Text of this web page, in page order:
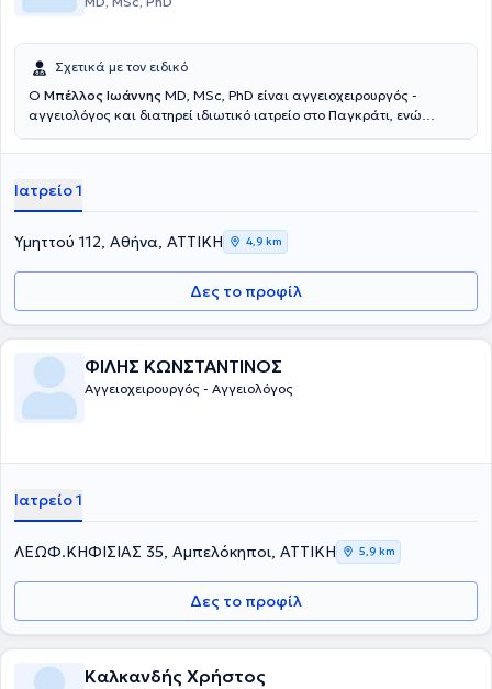
Σχετικά με τον ειδικό
Ο Μπέλλος Ιωάννης MD, MSc, PhD είναι αγγειοχειρουργός -
αγγειολόγος και διατηρεί ιδιωτικό ιατρείο στο Παγκράτι, ενώ
Τομέα του "Υγεία". Είναι Διδάκτωρ Ιατρικής του Εθνικού
τίτλο σπουδών (MSc) στις ενδαγγειακές τεχνικές για την
αντιμετώπιση των αγγειακών παθήσεων, από το διακρατικό
πρόγραμμα της Ιατρικής Σχολής Αθηνών και του Πανεπιστημίου
Bicocca του Μιλάνου. Είναι πτυχιούχος Ιατρικής του Πανεπιστημίου
Ιωαννίνων. Απέκτησε την ειδικότητα Αγγειοχειρουργικής στο
"Λαϊκό" και έχει μετεκπαιδευτεί στις ενδαγγειακές τεχνικές και
αντιμετώπιση θωρακοκοιλιακών ανευρυσμάτων σε νοσοκομείο της
ερευνητικό έργο και είναι μέλος επιστημονικών εταιρειών.
Ιατρείο 1
Υμηττού 112, Αθήνα, ΑΤΤΙΚΗ 4,9 km
Δες το προφίλ
ΦΙΛΗΣ ΚΩΝΣΤΑΝΤΙΝΟΣ
Αγγειοχειρουργός - Αγγειολόγος
Ιατρείο 1
ΛΕΩΦ.ΚΗΦΙΣΙΑΣ 35, Αμπελόκηποι, ΑΤΤΙΚΗ 5,9 km
Δες το προφίλ
Καλκανδής Χρήστος